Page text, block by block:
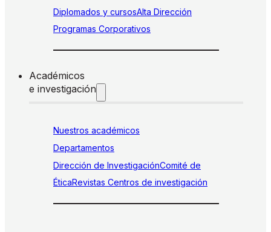
Diplomados y cursosAlta Dirección
Programas Corporativos
Académicos
e investigación
Nuestros académicos
Departamentos
Dirección de InvestigaciónComité de
ÉticaRevistas Centros de investigación